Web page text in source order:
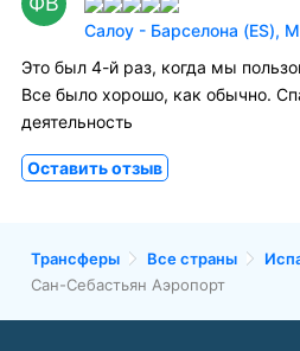
Салоу - Барселона (ES),
Это был 4-й раз, когда мы
Все было хорошо, как обычно.
деятельность
Оставить отзыв
Трансферы Все страны
Сан-Себастьян Аэропорт